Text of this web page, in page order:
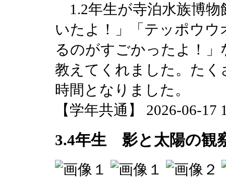
1.2年生が寺泊水族博
いたよ！」「テッポウ
るのがすごかったよ！
教えてくれました。た
時間となりました。
【学年共通】 2026-06-17
3.4年生 影と太陽の観